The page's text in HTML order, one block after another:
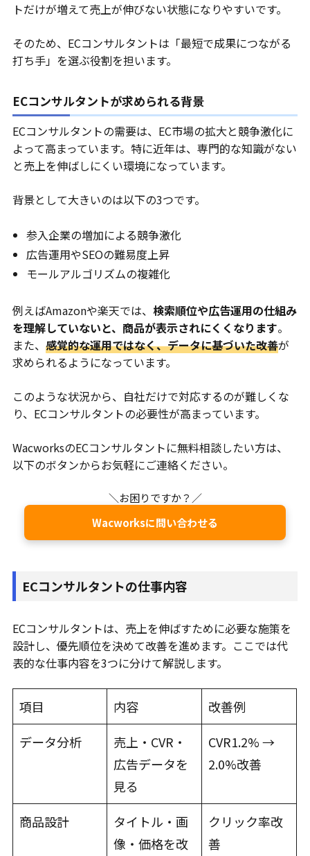
トだけが増えて売上が伸びない状態になりやすいです。
そのため、ECコンサルタントは「最短で成果につながる
打ち手」を選ぶ役割を担います。
ECコンサルタントが求められる背景
ECコンサルタントの需要は、EC市場の拡大と競争激化に
よって高まっています。特に近年は、専門的な知識がない
と売上を伸ばしにくい環境になっています。
背景として大きいのは以下の3つです。
参入企業の増加による競争激化
広告運用やSEOの難易度上昇
モールアルゴリズムの複雑化
例えばAmazonや楽天では、検索順位や広告運用の仕組み
を理解していないと、商品が表示されにくくなります。
また、感覚的な運用ではなく、データに基づいた改善が
求められるようになっています。
このような状況から、自社だけで対応するのが難しくな
り、ECコンサルタントの必要性が高まっています。
WacworksのECコンサルタントに無料相談したい方は、
以下のボタンからお気軽にご連絡ください。
＼お困りですか？／
Wacworksに問い合わせる
ECコンサルタントの仕事内容
ECコンサルタントは、売上を伸ばすために必要な施策を
設計し、優先順位を決めて改善を進めます。ここでは代
表的な仕事内容を3つに分けて解説します。
項目 内容
改善例
データ分析
売上・CVR・
広告データを
見る
CVR1.2% →
2.0%改善
商品設計
タイトル・画
像・価格を改
クリック率改
善